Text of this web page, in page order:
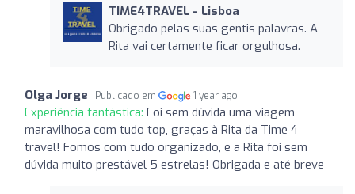
TIME4TRAVEL - Lisboa
Obrigado pelas suas gentis palavras. A
Rita vai certamente ficar orgulhosa.
Olga Jorge Publicado em 1 year ago
Experiência fantástica: Foi sem dúvida uma viagem
maravilhosa com tudo top, graças à Rita da Time 4
travel! Fomos com tudo organizado, e a Rita foi sem
dúvida muito prestável 5 estrelas! Obrigada e até breve